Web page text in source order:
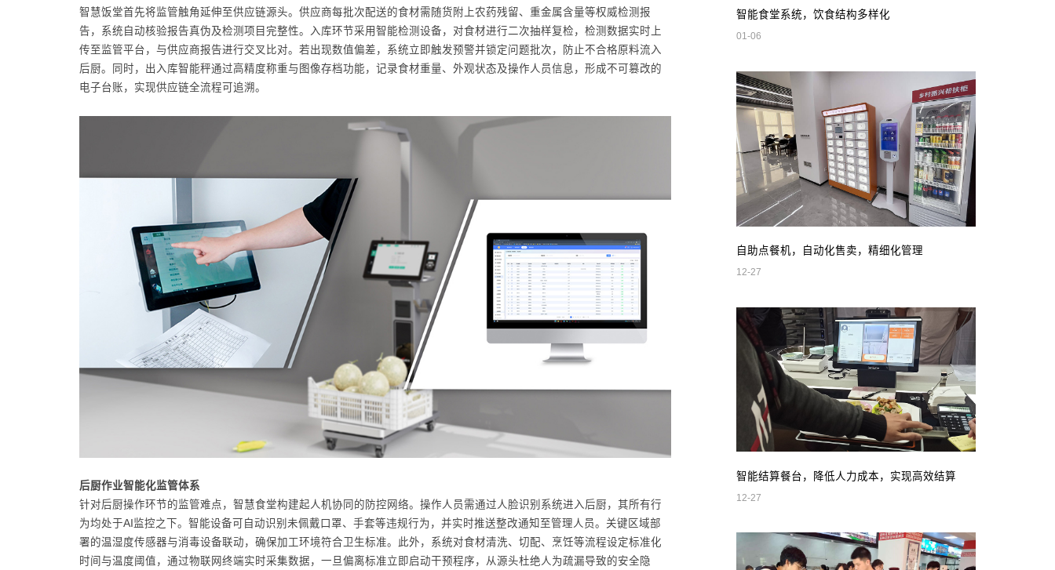
智慧饭堂首先将监管触角延伸至供应链源头。供应商每批次配送的食材需随货附上农药残留、重金属含量等权威检测报
告，系统自动核验报告真伪及检测项目完整性。入库环节采用智能检测设备，对食材进行二次抽样复检，检测数据实时上
传至监管平台，与供应商报告进行交叉比对。若出现数值偏差，系统立即触发预警并锁定问题批次，防止不合格原料流入
后厨。同时，出入库智能秤通过高精度称重与图像存档功能，记录食材重量、外观状态及操作人员信息，形成不可篡改的
电子台账，实现供应链全流程可追溯。
后厨作业智能化监管体系
针对后厨操作环节的监管难点，智慧食堂构建起人机协同的防控网络。操作人员需通过人脸识别系统进入后厨，其所有行
为均处于AI监控之下。智能设备可自动识别未佩戴口罩、手套等违规行为，并实时推送整改通知至管理人员。关键区域部
署的温湿度传感器与消毒设备联动，确保加工环境符合卫生标准。此外，系统对食材清洗、切配、烹饪等流程设定标准化
时间与温度阈值，通过物联网终端实时采集数据，一旦偏离标准立即启动干预程序，从源头杜绝人为疏漏导致的安全隐
智能食堂系统，饮食结构多样化
01-06
自助点餐机，自动化售卖，精细化管理
12-27
智能结算餐台，降低人力成本，实现高效结算
12-27